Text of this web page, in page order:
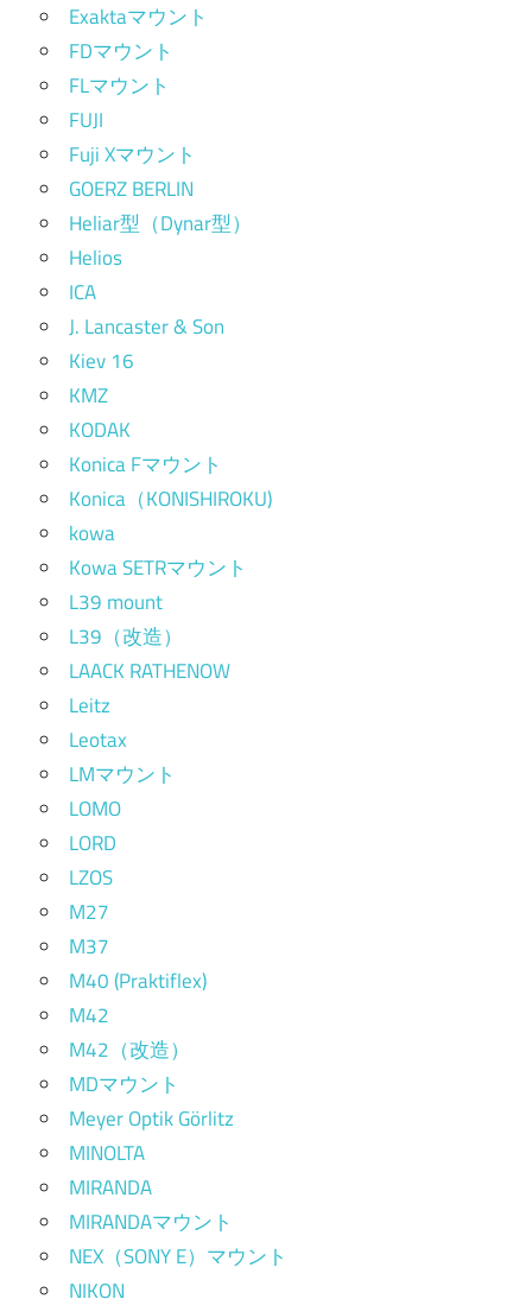
Exaktaマウント
FDマウント
FLマウント
FUJI
Fuji Xマウント
GOERZ BERLIN
Heliar型（Dynar型）
Helios
ICA
J. Lancaster & Son
Kiev 16
KMZ
KODAK
Konica Fマウント
Konica（KONISHIROKU)
kowa
Kowa SETRマウント
L39 mount
L39（改造）
LAACK RATHENOW
Leitz
Leotax
LMマウント
LOMO
LORD
LZOS
M27
M37
M40 (Praktiflex)
M42
M42（改造）
MDマウント
Meyer Optik Görlitz
MINOLTA
MIRANDA
MIRANDAマウント
NEX（SONY E）マウント
NIKON